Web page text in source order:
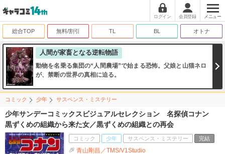
ログイン 会員登録 メニュー
総合TOP 無料/割引 TL BL オトナ
人間が家畜となる逆転物語
動物を名乗る集団の“人間農場”で始まる恐怖。父娘と山猫ネロ
が、禁断の世界の真相に迫る。
コミック 少年 サスペンス・ミステリー
少年サンデーコミックスビジュアルセレクション 名探偵コナン
黒ずくめの組織から来た女／黒ずくめの組織との再会
コミック 少年 サスペンス・ミステリー 完結
青山剛昌／TMS/V1Studio